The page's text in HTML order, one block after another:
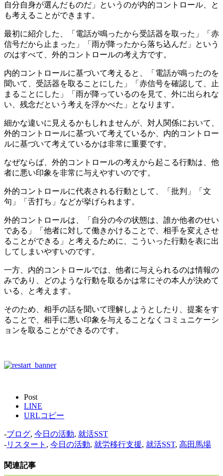
自分自身が選んだものだ」というのが内的コントロール、と
も考えることができます。
最初に紹介した、「電話が鳴ったから受話器を取った」「赤
信号だから止まった」「雨が降ったから落ち込んだ」という
のはすべて、外的コントロールの考え方です。
内的コントロールに基づいて考えると、「電話が鳴ったのを
聞いて、受話器を取ることにした」「赤信号を確認して、止
まることにした」「雨が降っているのを見て、外に出られな
い、残念だという考えを浮かべた」となります。
細かな違いに見えるかもしれませんが、対人関係において、
外的コントロールに基づいて考えているか、内的コントロー
ルに基づいて考えているかは非常に重要です。
なぜならば、外的コントロールの考えから起こる行動は、他
者に悪い印象を非常に与えやすいのです。
外的コントロールに代表される行動として、「批判」「文
句」「舌打ち」などが挙げられます。
外的コントロールは、「自分の今の状態は、誰か他者のせい
である」「他者に対して働きかけることで、相手を変えさせ
ることができる」と考えるために、こういった行動を表に出
してしまいやすいのです。
一方、内的コントロールでは、他者に与えられるのは情報の
みであり、どのような行動を取るかは常にその本人が決めて
いる、と考えます。
そのため、相手の話を聞いて理解しようとしたり、提案をす
ることで、相手に悪い印象を与えることなくコミュニケーシ
ョンを取ることができるのです。
Post
LINE
URLコピー
-ブログ, 今日の活動, 就活SST
-リスタート , 今日の活動, 就労移行支援, 就活SST, 高田馬場
関連記事